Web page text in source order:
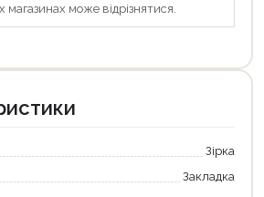
магазинах може відрізнятися.
Зірка
Закладка